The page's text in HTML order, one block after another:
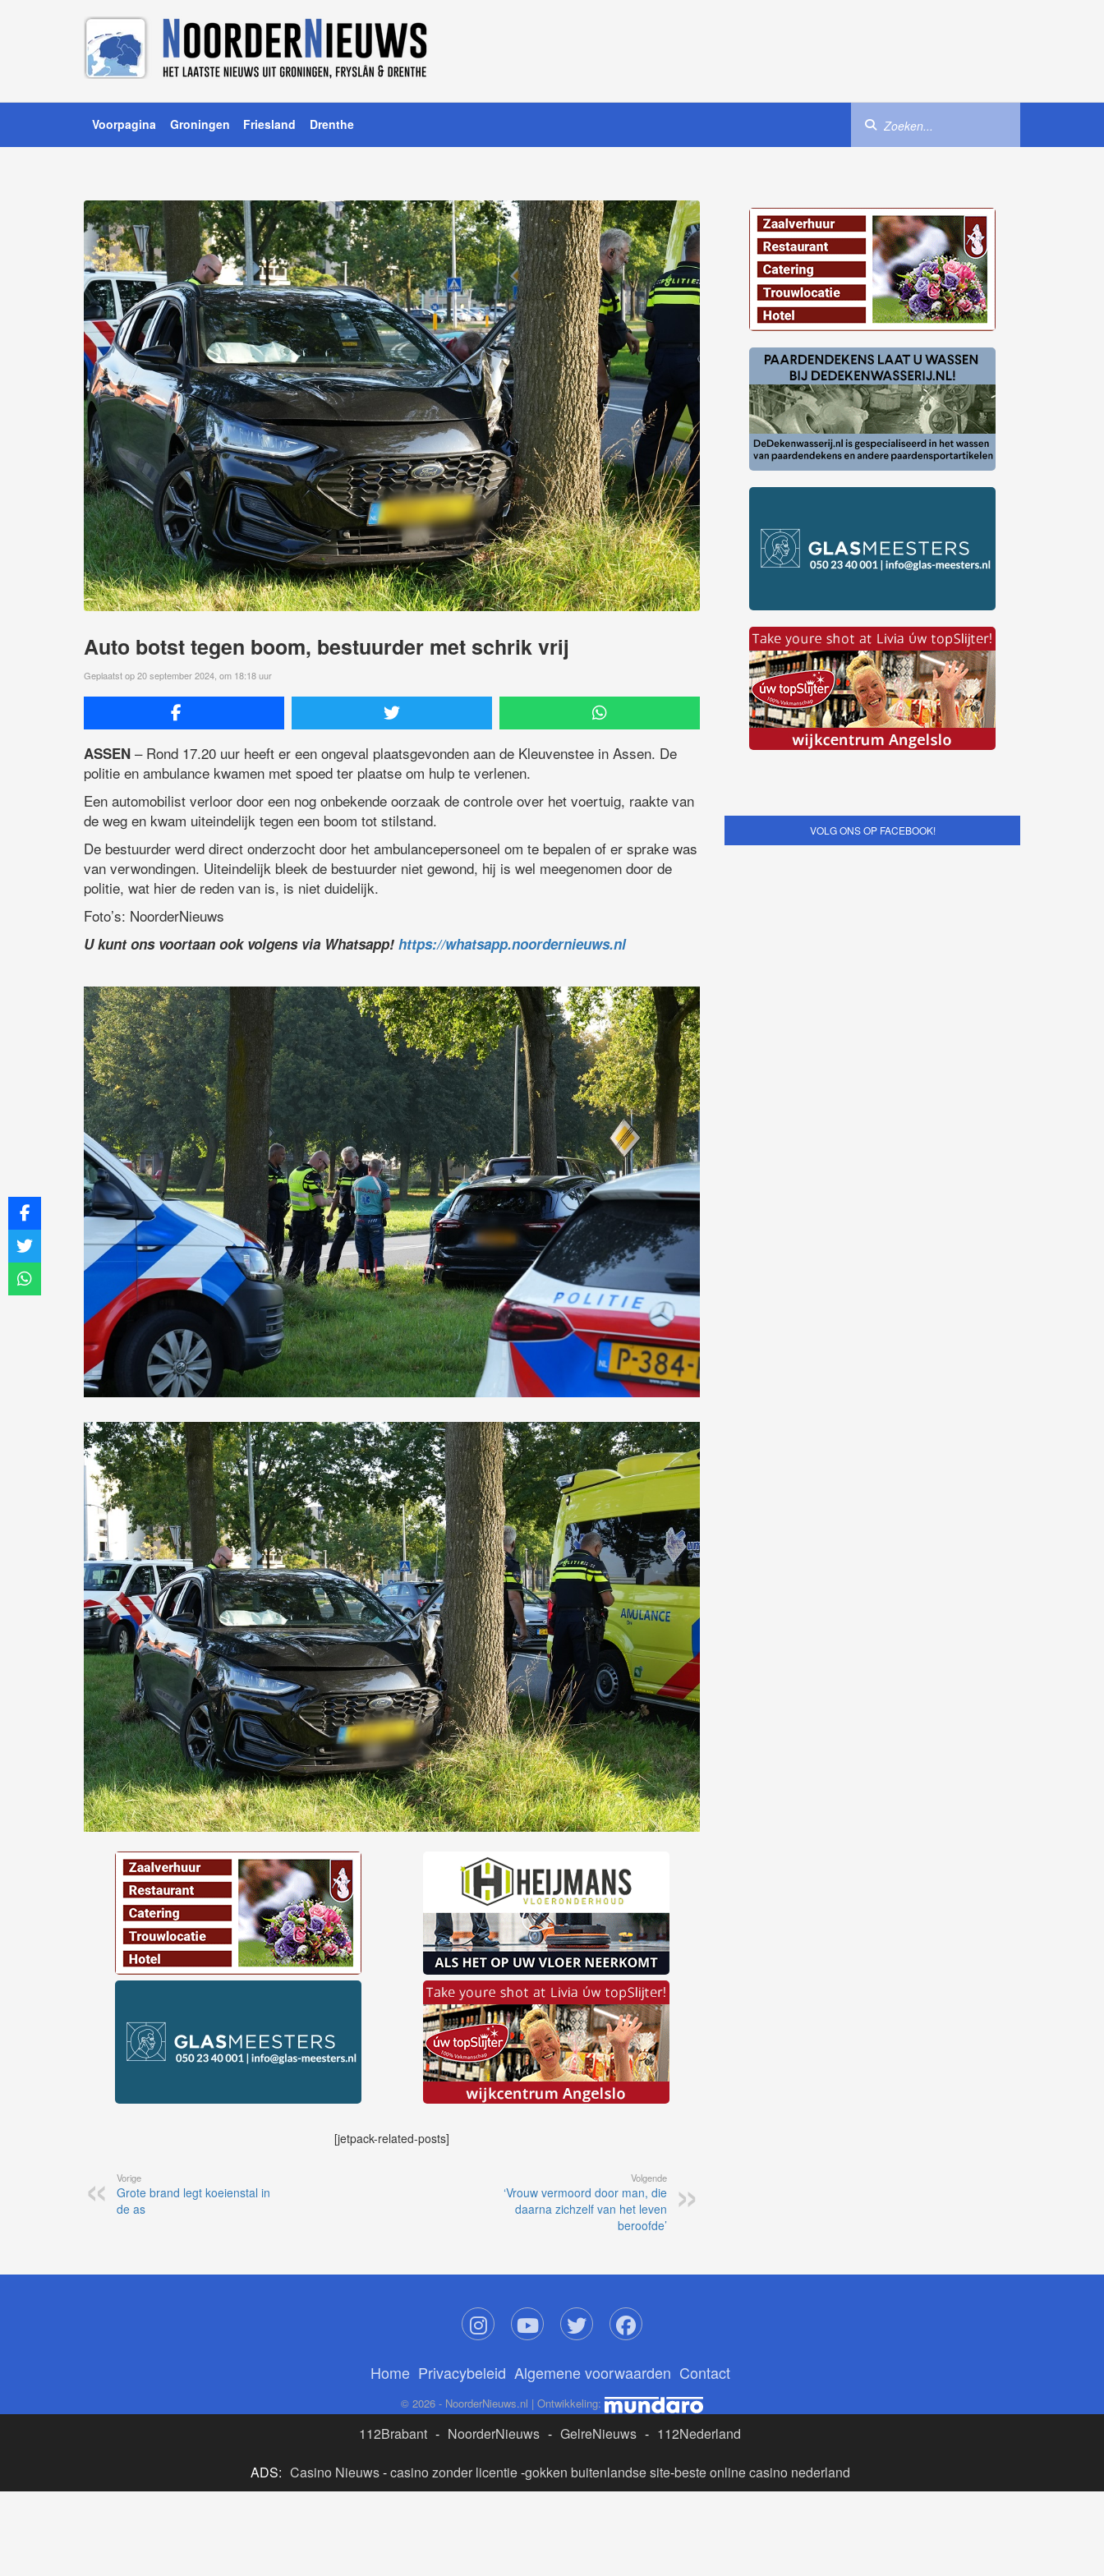
Voorpagina Groningen Friesland Drenthe
Auto botst tegen boom, bestuurder met schrik vrij
Geplaatst op 20 september 2024, om 18:18 uur
ASSEN – Rond 17.20 uur heeft er een ongeval plaatsgevonden aan de Kleuvenstee in Assen. De
politie en ambulance kwamen met spoed ter plaatse om hulp te verlenen.
Een automobilist verloor door een nog onbekende oorzaak de controle over het voertuig, raakte van
de weg en kwam uiteindelijk tegen een boom tot stilstand.
De bestuurder werd direct onderzocht door het ambulancepersoneel om te bepalen of er sprake was
van verwondingen. Uiteindelijk bleek de bestuurder niet gewond, hij is wel meegenomen door de
politie, wat hier de reden van is, is niet duidelijk.
Foto’s: NoorderNieuws
U kunt ons voortaan ook volgens via Whatsapp! https://whatsapp.noordernieuws.nl
[jetpack-related-posts]
Vorige
Grote brand legt koeienstal in
de as
Volgende
‘Vrouw vermoord door man, die
daarna zichzelf van het leven
beroofde’
VOLG ONS OP FACEBOOK!
Home Privacybeleid Algemene voorwaarden Contact
© 2026 - NoorderNieuws.nl | Ontwikkeling:
112Brabant - NoorderNieuws - GelreNieuws - 112Nederland
ADS: Casino Nieuws-casino zonder licentie-gokken buitenlandse site-beste online casino nederland